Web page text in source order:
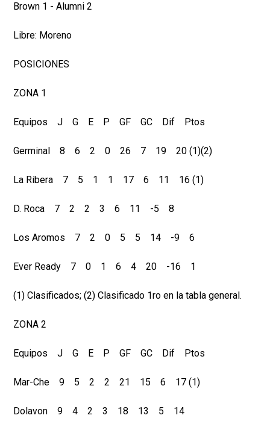
Brown 1 - Alumni 2
Libre: Moreno
POSICIONES
ZONA 1
Equipos J G E P GF GC Dif Ptos
Germinal 8 6 2 0 26 7 19 20 (1)(2)
La Ribera 7 5 1 1 17 6 11 16 (1)
D. Roca 7 2 2 3 6 11 -5 8
Los Aromos 7 2 0 5 5 14 -9 6
Ever Ready 7 0 1 6 4 20 -16 1
(1) Clasificados; (2) Clasificado 1ro en la tabla general.
ZONA 2
Equipos J G E P GF GC Dif Ptos
Mar-Che 9 5 2 2 21 15 6 17 (1)
Dolavon 9 4 2 3 18 13 5 14